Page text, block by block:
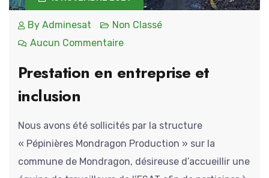
By Adminesat
Non Classé
Aucun Commentaire
Prestation en entreprise et
inclusion
Nous avons été sollicités par la structure
« Pépinières Mondragon Production » sur la
commune de Mondragon, désireuse d’accueillir une